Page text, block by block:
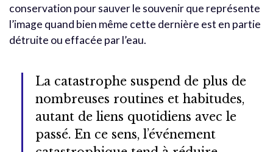
conservation pour sauver le souvenir que représente
l’image quand bien même cette dernière est en partie
détruite ou effacée par l’eau.
La catastrophe suspend de plus de
nombreuses routines et habitudes,
autant de liens quotidiens avec le
passé. En ce sens, l’événement